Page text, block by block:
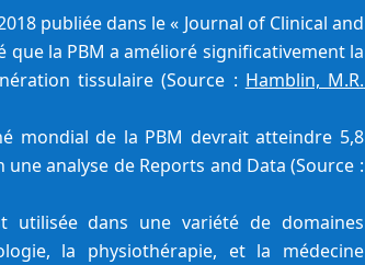
publiée dans le « Journal of Clinical and
que la PBM a amélioré significativement la
tissulaire (Source : Hamblin, M.R.
mondial de la PBM devrait atteindre 5,8
utilisée dans une variété de domaines
la physiothérapie, et la médecine